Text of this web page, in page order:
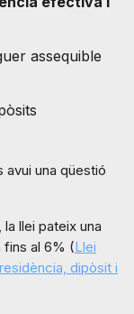
assequible
una qüestió
llei pateix una
fins al 6% (Llei
dipòsit i